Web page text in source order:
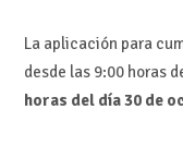
La aplicación para
desde las 9:00 horas
horas del día 30 de